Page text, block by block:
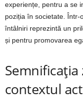
experiențe, pentru a se
poziția în societate.
întâlniri reprezintă un
și pentru promovarea
contextul